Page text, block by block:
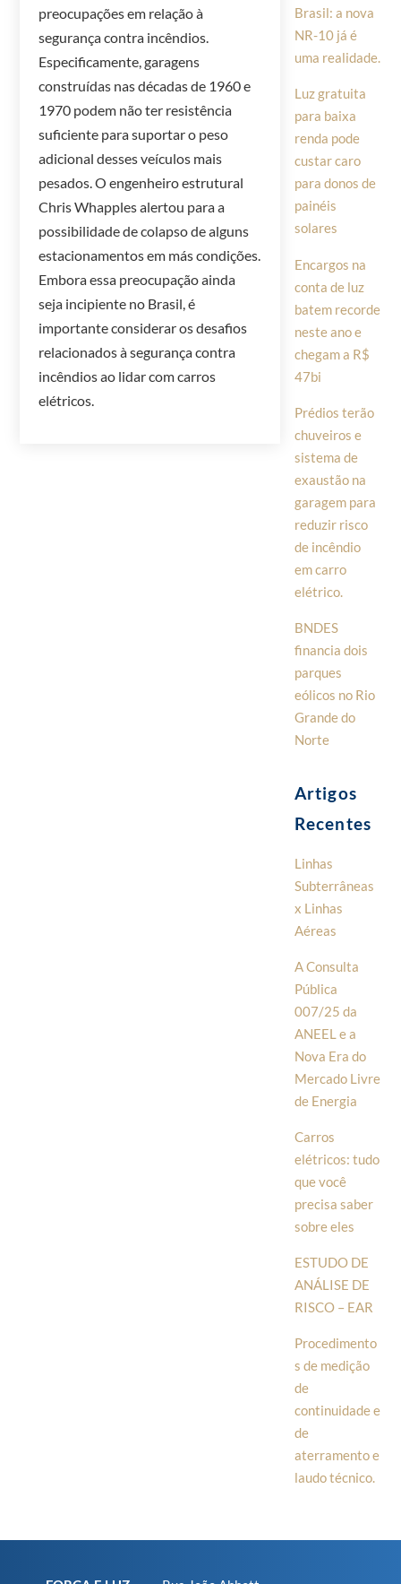
preocupações em relação à
segurança contra incêndios.
Especificamente, garagens
construídas nas décadas de 1960 e
1970 podem não ter resistência
suficiente para suportar o peso
adicional desses veículos mais
pesados. O engenheiro estrutural
Chris Whapples alertou para a
possibilidade de colapso de alguns
estacionamentos em más condições.
Embora essa preocupação ainda
seja incipiente no Brasil, é
importante considerar os desafios
relacionados à segurança contra
incêndios ao lidar com carros
elétricos.
Brasil: a nova
NR-10 já é
uma realidade.
Luz gratuita
para baixa
renda pode
custar caro
para donos de
painéis
solares
Encargos na
conta de luz
batem recorde
neste ano e
chegam a R$
47bi
Prédios terão
chuveiros e
sistema de
exaustão na
garagem para
reduzir risco
de incêndio
em carro
elétrico.
BNDES
financia dois
parques
eólicos no Rio
Grande do
Norte
Artigos
Recentes
Linhas
Subterrâneas
x Linhas
Aéreas
A Consulta
Pública
007/25 da
ANEEL e a
Nova Era do
Mercado Livre
de Energia
Carros
elétricos: tudo
que você
precisa saber
sobre eles
ESTUDO DE
ANÁLISE DE
RISCO – EAR
Procedimento
s de medição
de
continuidade e
de
aterramento e
laudo técnico.